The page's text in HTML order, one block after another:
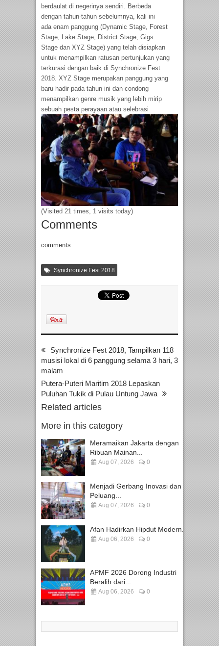
berdaulat di negerinya sendiri.
Berbeda
dengan tahun-tahun sebelumnya,
kali ini
ada enam panggung (Dynamic Stage, Forest
Stage, Lake Stage, District Stage Gigs
Stage dan XYZ Stage) yang telah disiapkan
untuk menampilkan ratusan pertunjukan yang
terkurasi dengan baik di Synchronize Fest
2018. XYZ Stage merupakan panggung yang
baru hadir pada tahun ini dan condong
menampilkan genre musik yang lebih mirip
sebuah pesta perayaan atau selebrasi
(Visited 21 times, 1 visits today)
Comments
comments
Synchronize Fest 2018
Synchronize Fest 2018, Tampilkan 118
musisi lokal di 6 panggung selama 3 hari, 3
malam
Putera-Puteri Maritim 2018 Lepaskan
Puluhan Tukik di Pulau Untung Jawa
Related articles
More in this category
Meramaikan Jakarta dengan
Ribuan Mainan...
Aug 07, 2026 0
Menjadi Gerbang Inovasi dan
Peluang...
Aug 07, 2026 0
Afan Hadirkan Hipdut Modern...
Aug 06, 2026 0
APMF 2026 Dorong Industri
Beralih dari...
Aug 06, 2026 0